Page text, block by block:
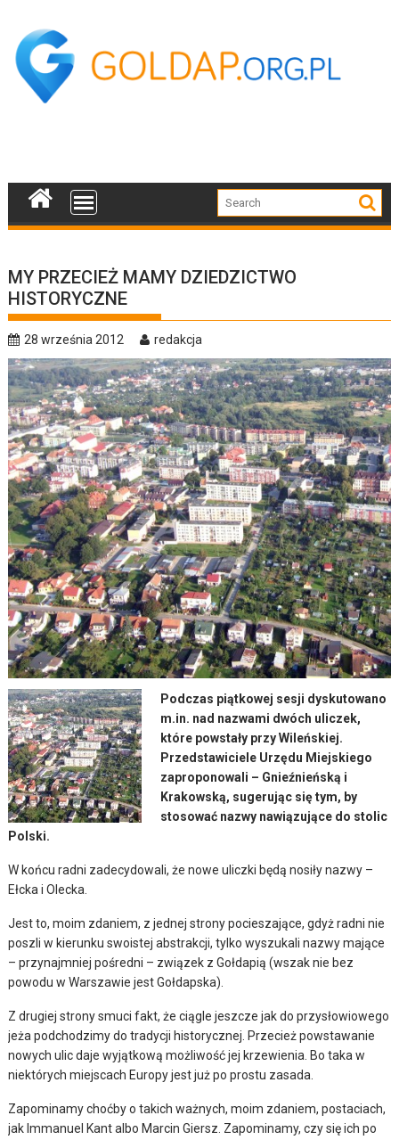
content
MY PRZECIEŻ MAMY DZIEDZICTWO
HISTORYCZNE
28 września 2012 redakcja
Podczas piątkowej sesji dyskutowano
m.in. nad nazwami dwóch uliczek,
które powstały przy Wileńskiej.
Przedstawiciele Urzędu Miejskiego
zaproponowali – Gnieźnieńską i
Krakowską, sugerując się tym, by
stosować nazwy nawiązujące do stolic
Polski.
W końcu radni zadecydowali, że nowe uliczki będą nosiły nazwy –
Ełcka i Olecka.
Jest to, moim zdaniem, z jednej strony pocieszające, gdyż radni nie
poszli w kierunku swoistej abstrakcji, tylko wyszukali nazwy mające
– przynajmniej pośredni – związek z Gołdapią (wszak nie bez
powodu w Warszawie jest Gołdapska).
Z drugiej strony smuci fakt, że ciągle jeszcze jak do przysłowiowego
jeża podchodzimy do tradycji historycznej. Przecież powstawanie
nowych ulic daje wyjątkową możliwość jej krzewienia. Bo taka w
niektórych miejscach Europy jest już po prostu zasada.
Zapominamy choćby o takich ważnych, moim zdaniem, postaciach,
jak Immanuel Kant albo Marcin Giersz. Zapominamy, czy się ich po